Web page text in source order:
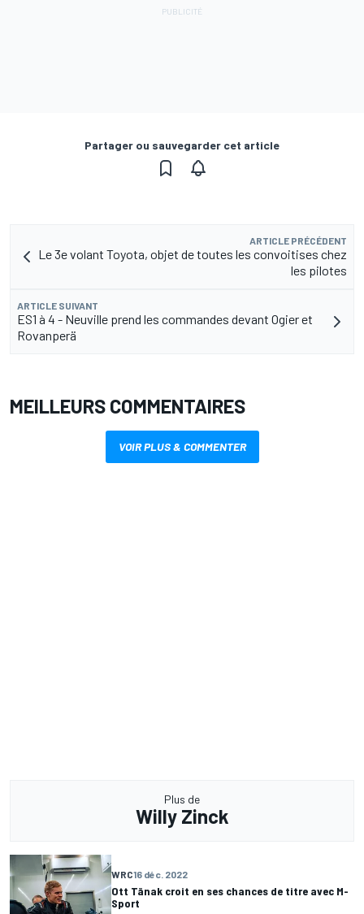
Partager ou sauvegarder cet article
ARTICLE PRÉCÉDENT
Le 3e volant Toyota, objet de toutes les convoitises chez
les pilotes
ARTICLE SUIVANT
ES1 à 4 - Neuville prend les commandes devant Ogier et
Rovanperä
MEILLEURS COMMENTAIRES
VOIR PLUS & COMMENTER
Plus de
Willy Zinck
WRC16 déc. 2022
Ott Tänak croit en ses chances de titre avec M-
Sport